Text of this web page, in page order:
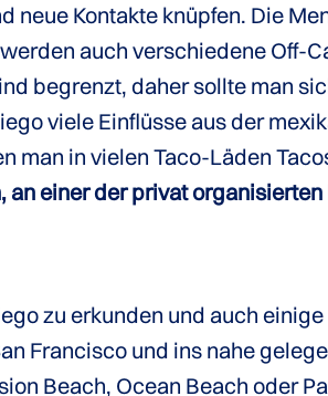
Kontakte knüpfen. Die
auch verschiedene Off-
begrenzt, daher sollte man
viele Einflüsse aus der
man in vielen Taco-Läden
einer der privat
zu erkunden und auch
Francisco und ins nahe
Beach, Ocean Beach oder